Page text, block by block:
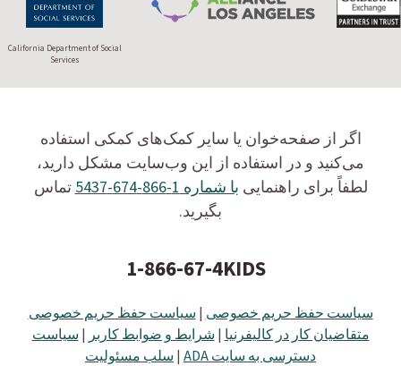
California Department of Social
Services
اگر از صفحه‌خوان یا سایر کمک‌های کمکی استفاده
می‌کنید و در استفاده از این وب‌سایت مشکل دارید،
لطفاً برای راهنمایی با شماره 1-866-674-5437
تماس
بگیرید.
1-866-67-4KIDS
سیاست حفظ حریم خصوصی | سیاست حفظ حریم خصوصی
متقاضیان کار در کالیفرنیا | شرایط و ضوابط کاربر | سیاست
دسترسی به سایت ADA
| سلب مسئولیت